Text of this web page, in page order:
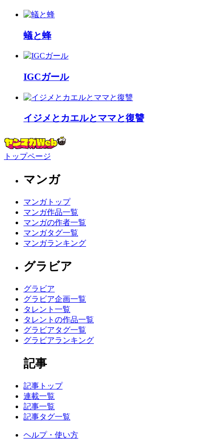
蟻と蜂
IGCガール
イジメとカエルとママと復讐
トップページ
マンガ
マンガトップ
マンガ作品一覧
マンガの作者一覧
マンガタグ一覧
マンガランキング
グラビア
グラビア
グラビア企画一覧
タレント一覧
タレントの作品一覧
グラビアタグ一覧
グラビアランキング
記事
記事トップ
連載一覧
記事一覧
記事タグ一覧
ヘルプ・使い方